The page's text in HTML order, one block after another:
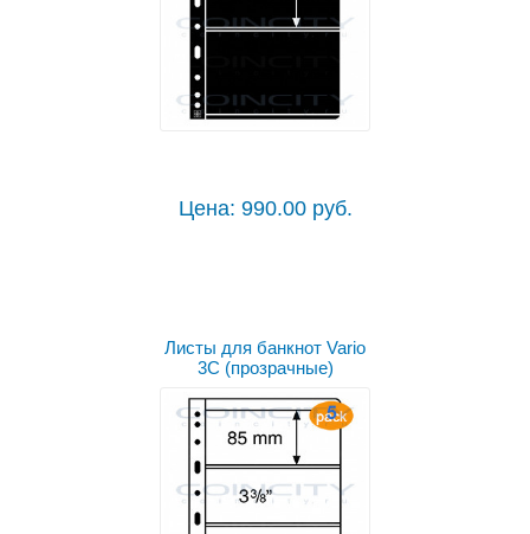
Цена: 990.00 руб.
Листы для банкнот Vario
3C (прозрачные)